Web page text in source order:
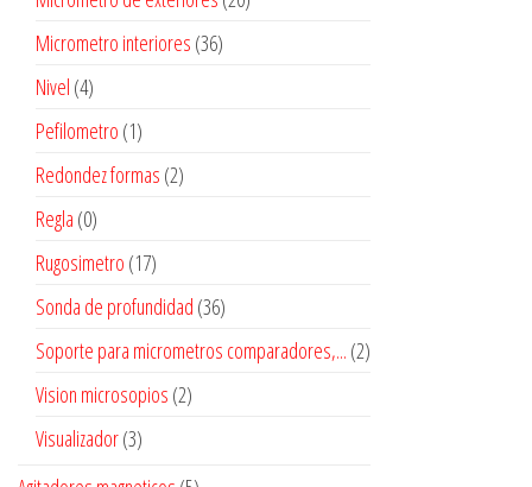
Micrometro interiores (36)
Nivel (4)
Pefilometro (1)
Redondez formas (2)
Regla (0)
Rugosimetro (17)
Sonda de profundidad (36)
Soporte para micrometros comparadores,... (2)
Vision microsopios (2)
Visualizador(3)